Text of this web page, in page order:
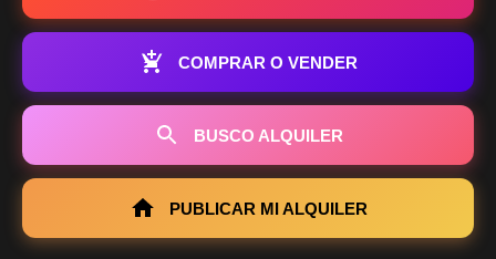
COMPRAR O VENDER
BUSCO ALQUILER
PUBLICAR MI ALQUILER